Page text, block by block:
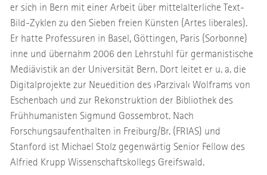
er sich in Bern mit einer Arbeit über mittelalterliche Text-
Bild-Zyklen zu den Sieben freien Künsten (Artes liberales).
Er hatte Professuren in Basel, Göttingen, Paris (Sorbonne)
inne und übernahm 2006 den Lehrstuhl für germanistische
Mediävistik an der Universität Bern. Dort leitet er u. a. die
Digitalprojekte zur Neuedition des ›Parzival‹ Wolframs von
Eschenbach und zur Rekonstruktion der Bibliothek des
Frühhumanisten Sigmund Gossembrot. Nach
Forschungsaufenthalten in Freiburg/Br. (FRIAS) und
Stanford ist Michael Stolz gegenwärtig Senior Fellow des
Alfried Krupp Wissenschaftskollegs Greifswald.